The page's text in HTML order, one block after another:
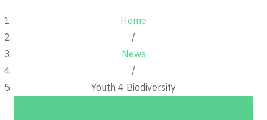
Home
/
News
/
Youth 4 Biodiversity